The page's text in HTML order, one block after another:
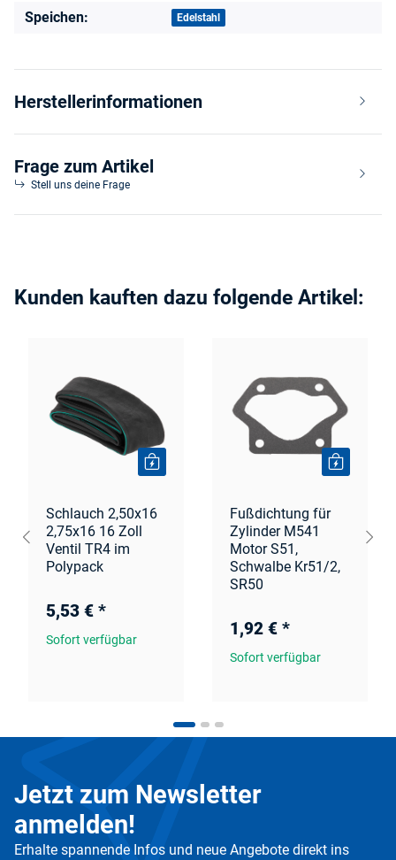
Speichen: Edelstahl
Herstellerinformationen
Frage zum Artikel
Stell uns deine Frage
Kunden kauften dazu folgende Artikel:
Schlauch 2,50x16
2,75x16 16 Zoll
Ventil TR4 im
Polypack
5,53 € *
Sofort verfügbar
Fußdichtung für
Zylinder M541
Motor S51,
Schwalbe Kr51/2,
SR50
1,92 € *
Sofort verfügbar
Jetzt zum Newsletter
anmelden!
Erhalte spannende Infos und neue Angebote direkt ins